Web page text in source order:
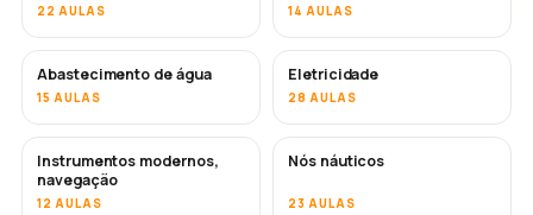
22 AULAS 14 AULAS
Abastecimento de água
15 AULAS
Eletricidade
28 AULAS
Instrumentos modernos,
navegação
12 AULAS
Nós náuticos
23 AULAS